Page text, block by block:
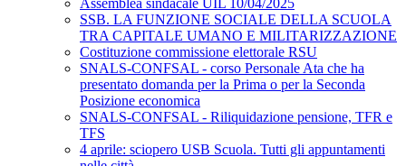
Assemblea sindacale UIL 10/04/2025
SSB. LA FUNZIONE SOCIALE DELLA SCUOLA
TRA CAPITALE UMANO E MILITARIZZAZIONE
Costituzione commissione elettorale RSU
SNALS-CONFSAL - corso Personale Ata che ha
presentato domanda per la Prima o per la Seconda
Posizione economica
SNALS-CONFSAL - Riliquidazione pensione, TFR e
TFS
4 aprile: sciopero USB Scuola. Tutti gli appuntamenti